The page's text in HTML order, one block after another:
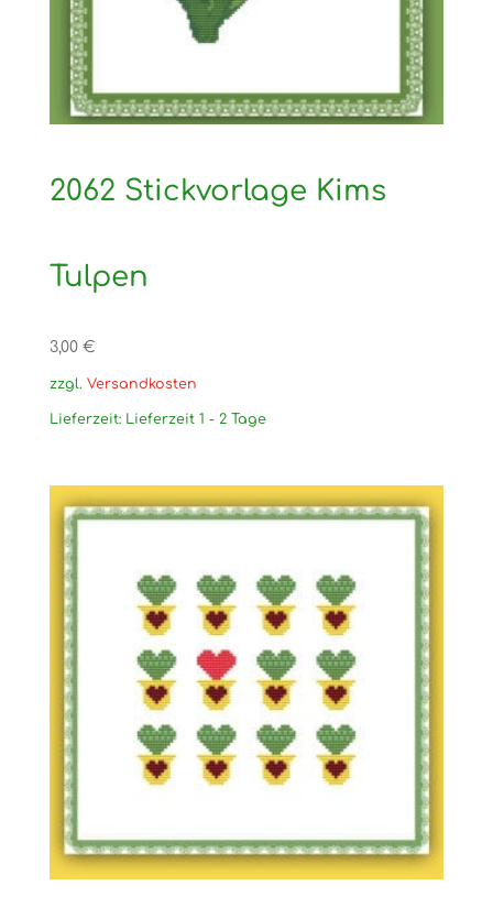
2062 Stickvorlage Kims
Tulpen
3,00 €
zzgl. Versandkosten
Lieferzeit: Lieferzeit 1 - 2 Tage